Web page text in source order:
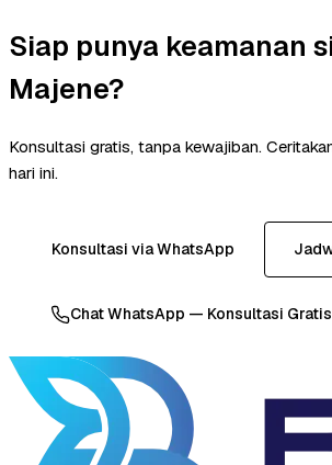
Siap punya keamanan
Majene?
Konsultasi gratis, tanpa kewajiban.
hari ini.
Konsultasi via WhatsApp
Chat WhatsApp — Konsultasi Gratis